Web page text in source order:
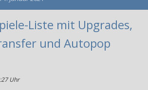
Liste mit Upgrades,
und Autopop
Uhr